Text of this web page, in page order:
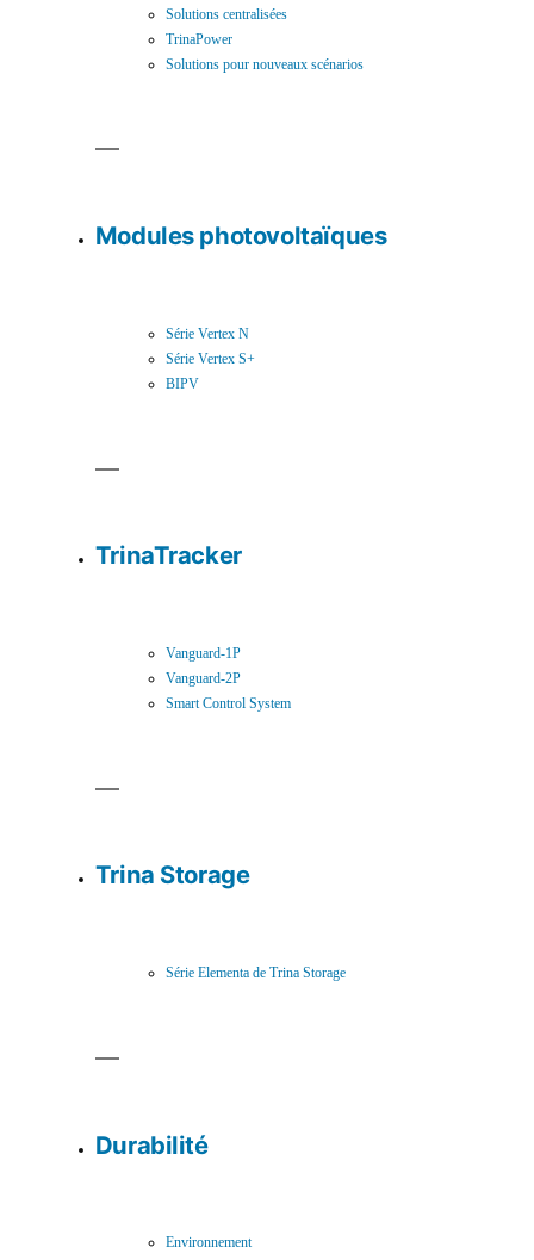
Solutions centralisées
TrinaPower
Solutions pour nouveaux scénarios
Modules photovoltaïques
Série Vertex N
Série Vertex S+
BIPV
TrinaTracker
Vanguard-1P
Vanguard-2P
Smart Control System
Trina Storage
Série Elementa de Trina Storage
Durabilité
Environnement